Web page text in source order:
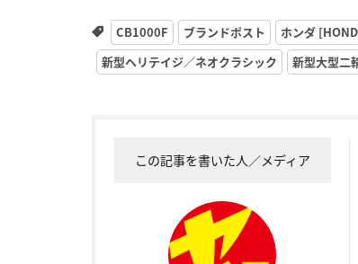
CB1000F ブランドポスト ホンダ
新型ヘリテイジ／ネオクラシック
新型大型二
この記事を書いた人／メディア